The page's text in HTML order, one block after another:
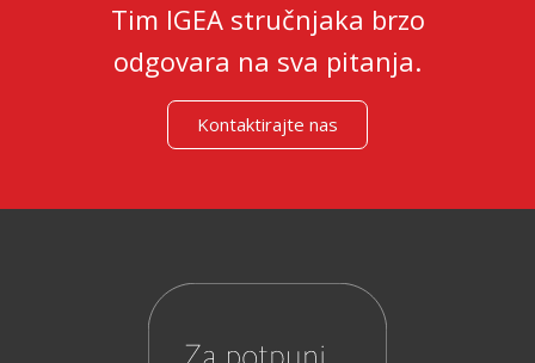
Tim IGEA stručnjaka brzo
odgovara na sva pitanja.
Kontaktirajte nas